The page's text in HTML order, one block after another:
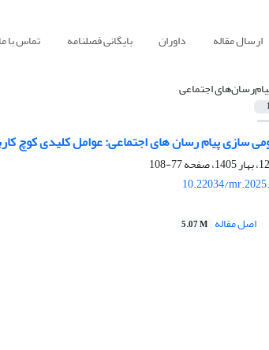
ارسال مقاله داوران بایگانی فصلنامه تماس با ما
اجتماعی
سازی پیام رسان های اجتماعی: عوامل کلیدی کوچ
77-108
10.22034/
اصل مقاله 5.07 M